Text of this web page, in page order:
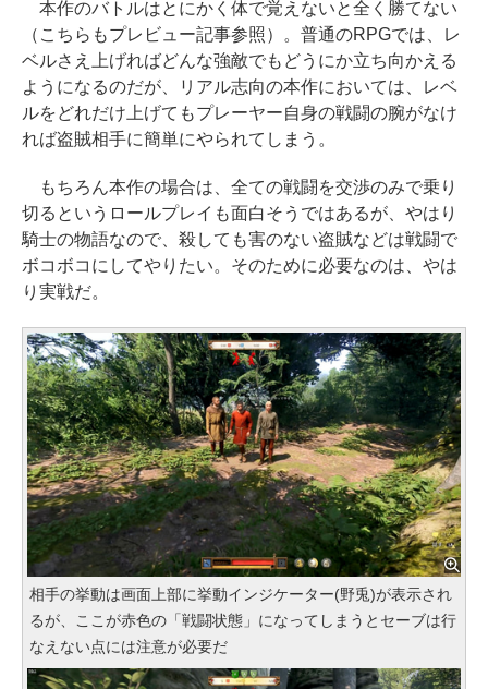
本作のバトルはとにかく体で覚えないと全く勝てない
（こちらもプレビュー記事参照）。普通のRPGでは、レ
ベルさえ上げればどんな強敵でもどうにか立ち向かえる
ようになるのだが、リアル志向の本作においては、レベ
ルをどれだけ上げてもプレーヤー自身の戦闘の腕がなけ
れば盗賊相手に簡単にやられてしまう。
もちろん本作の場合は、全ての戦闘を交渉のみで乗り
切るというロールプレイも面白そうではあるが、やはり
騎士の物語なので、殺しても害のない盗賊などは戦闘で
ボコボコにしてやりたい。そのために必要なのは、やは
り実戦だ。
相手の挙動は画面上部に挙動インジケーター(野兎)が表示され
るが、ここが赤色の「戦闘状態」になってしまうとセーブは行
なえない点には注意が必要だ